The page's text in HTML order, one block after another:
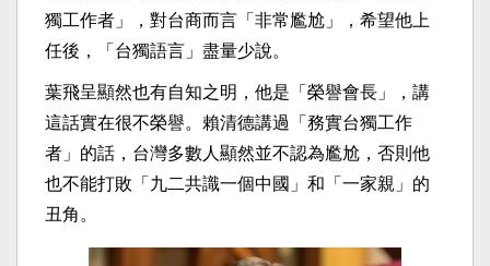
獨工作者」，對台商而言「非常尷尬」，希望他上
任後，「台獨語言」盡量少說。
葉飛呈顯然也有自知之明，他是「榮譽會長」，講
這話實在很不榮譽。賴清德講過「務實台獨工作
者」的話，台灣多數人顯然並不認為尷尬，否則他
也不能打敗「九二共識一個中國」和「一家親」的
丑角。